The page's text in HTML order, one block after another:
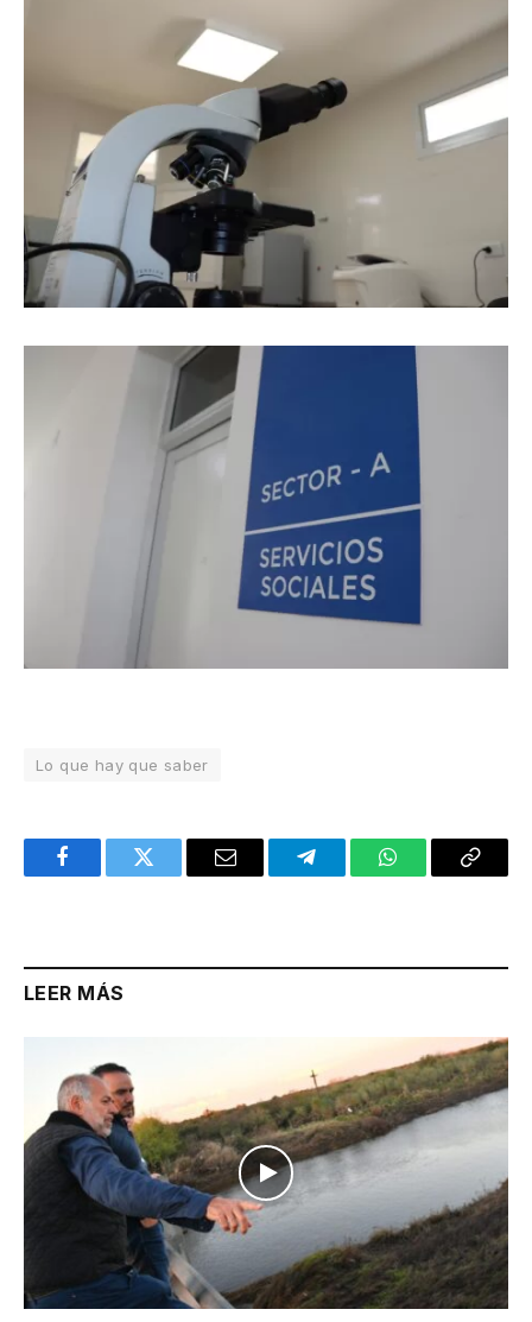
Lo que hay que saber
FacebookTwitter Email TelegramWhatsAppCopy
LEER MÁS